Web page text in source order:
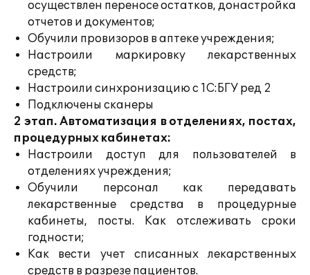
осуществлен переносе остатков, донастройка
отчетов и документов;
Обучили провизоров в аптеке учреждения;
Настроили маркировку лекарственных
средств;
Настроили синхронизацию с 1С:БГУ ред 2
Подключены сканеры
2 этап. Автоматизация в отделениях, постах,
процедурных кабинетах:
Настроили доступ для пользователей в
отделениях учреждения;
Обучили персонал как передавать
лекарственные средства в процедурные
кабинеты, посты. Как отслеживать сроки
годности;
Как вести учет списанных лекарственных
средств в разрезе пациентов.